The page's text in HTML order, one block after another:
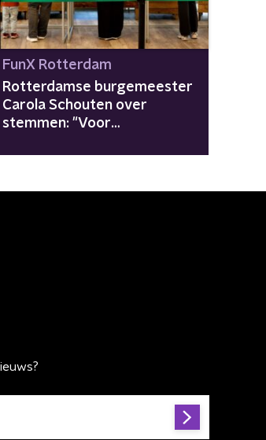
FunX Rotterdam
Rotterdamse burgemeester
Carola Schouten over
stemmen: "Voor
stemmen"